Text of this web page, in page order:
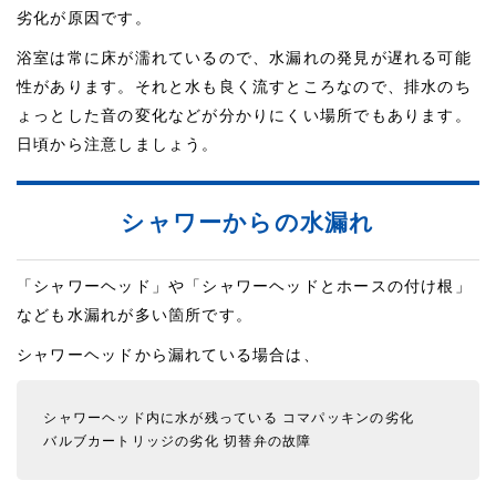
劣化が原因です。
浴室は常に床が濡れているので、水漏れの発見が遅れる可能
性があります。それと水も良く流すところなので、排水のち
ょっとした音の変化などが分かりにくい場所でもあります。
日頃から注意しましょう。
シャワーからの水漏れ
「シャワーヘッド」や「シャワーヘッドとホースの付け根」
なども水漏れが多い箇所です。
シャワーヘッドから漏れている場合は、
シャワーヘッド内に水が残っている コマパッキンの劣化
バルブカートリッジの劣化 切替弁の故障